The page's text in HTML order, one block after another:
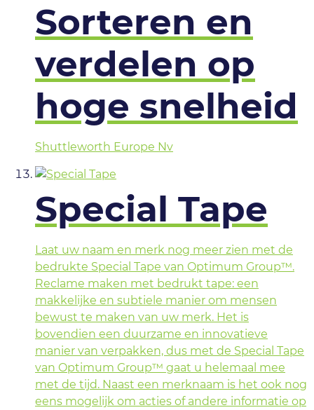
Sorteren en
verdelen op
hoge snelheid
Shuttleworth Europe Nv
Special Tape
Laat uw naam en merk nog meer zien met de
bedrukte Special Tape van Optimum Group™.
Reclame maken met bedrukt tape: een
makkelijke en subtiele manier om mensen
bewust te maken van uw merk. Het is
bovendien een duurzame en innovatieve
manier van verpakken, dus met de Special Tape
van Optimum Group™ gaat u helemaal mee
met de tijd. Naast een merknaam is het ook nog
eens mogelijk om acties of andere informatie op